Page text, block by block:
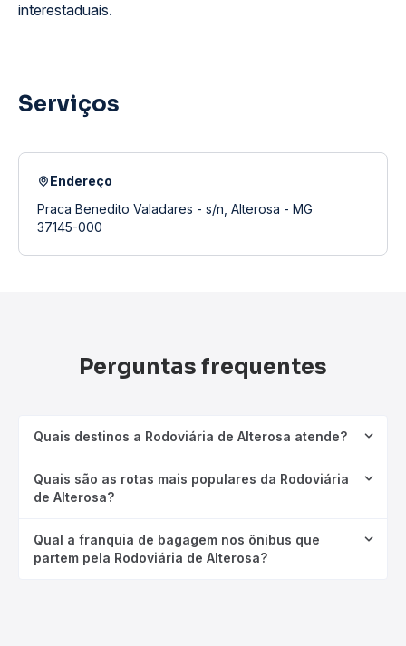
interestaduais.
Serviços
Endereço
Praca Benedito Valadares - s/n, Alterosa - MG
37145-000
Perguntas frequentes
Quais destinos a Rodoviária de Alterosa atende?
Quais são as rotas mais populares da Rodoviária
de Alterosa?
Qual a franquia de bagagem nos ônibus que
partem pela Rodoviária de Alterosa?